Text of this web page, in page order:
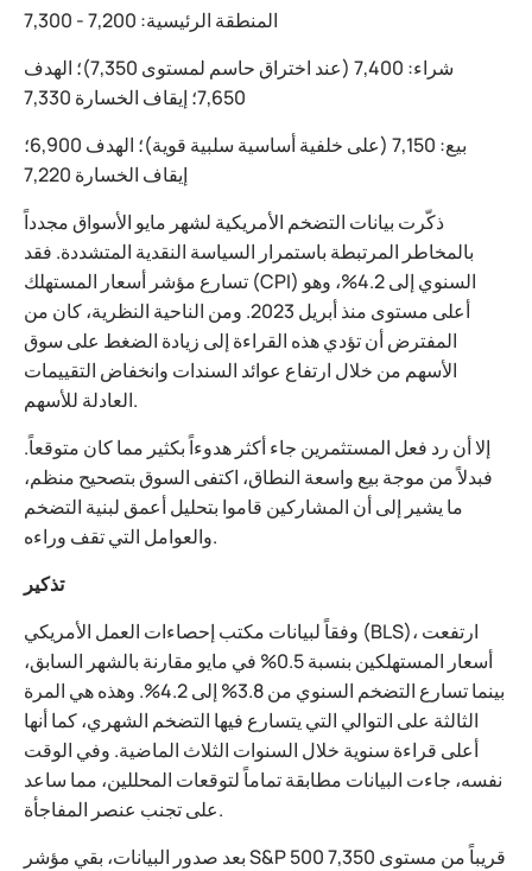
المنطقة الرئيسية: 7,200 - 7,300
شراء: 7,400 (عند اختراق حاسم لمستوى 7,350)؛ الهدف
7,650؛ إيقاف الخسارة 7,330
بيع: 7,150 (على خلفية أساسية سلبية قوية)؛ الهدف 6,900؛
إيقاف الخسارة 7,220
ذكّرت بيانات التضخم الأمريكية لشهر مايو الأسواق مجدداً
بالمخاطر المرتبطة باستمرار السياسة النقدية المتشددة. فقد
تسارع مؤشر أسعار المستهلك (CPI) السنوي إلى 4.2%، وهو
أعلى مستوى منذ أبريل 2023. ومن الناحية النظرية، كان من
المفترض أن تؤدي هذه القراءة إلى زيادة الضغط على سوق
الأسهم من خلال ارتفاع عوائد السندات وانخفاض التقييمات
العادلة للأسهم.
إلا أن رد فعل المستثمرين جاء أكثر هدوءاً بكثير مما كان متوقعاً.
فبدلاً من موجة بيع واسعة النطاق، اكتفى السوق بتصحيح منظم،
ما يشير إلى أن المشاركين قاموا بتحليل أعمق لبنية التضخم
والعوامل التي تقف وراءه.
تذكير
وفقاً لبيانات مكتب إحصاءات العمل الأمريكي (BLS)، ارتفعت
أسعار المستهلكين بنسبة 0.5% في مايو مقارنة بالشهر السابق،
بينما تسارع التضخم السنوي من 3.8% إلى 4.2%. وهذه هي المرة
الثالثة على التوالي التي يتسارع فيها التضخم الشهري، كما أنها
أعلى قراءة سنوية خلال السنوات الثلاث الماضية. وفي الوقت
نفسه، جاءت البيانات مطابقة تماماً لتوقعات المحللين، مما ساعد
على تجنب عنصر المفاجأة.
بعد صدور البيانات، بقي مؤشر S&P 500 قريباً من مستوى 7,350